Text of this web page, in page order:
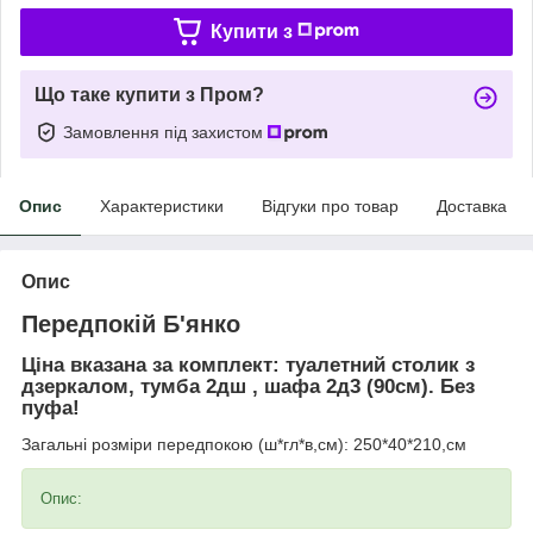
Купити з
Що таке купити з Пром?
Замовлення під захистом
Опис Характеристики Відгуки про товар Доставка
Опис
Передпокій Б'янко
Ціна вказана за комплект: туалетний столик з
дзеркалом, тумба 2дш , шафа 2д3 (90см). Без
пуфа!
Загальні розміри передпокою (ш*гл*в,см): 250*40*210,см
Опис: